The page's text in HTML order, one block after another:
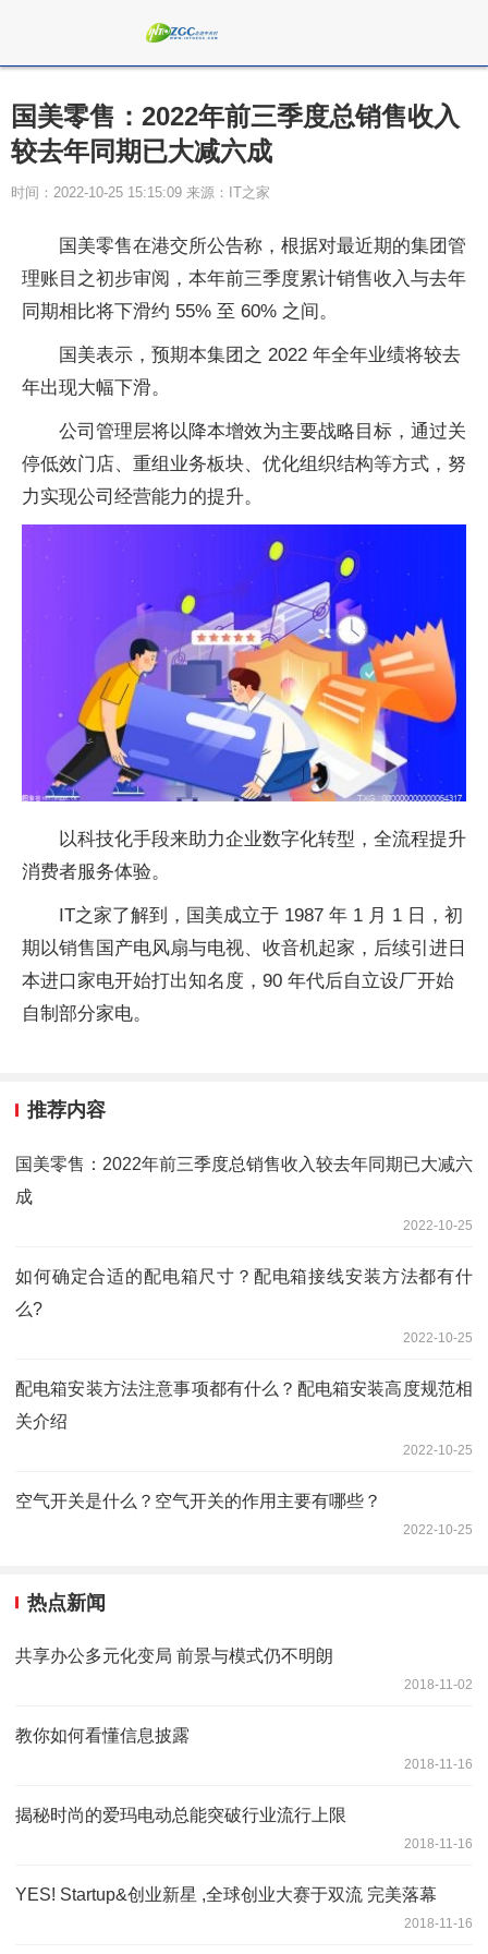
国美零售：2022年前三季度总销售收入
较去年同期已大减六成
时间：2022-10-25 15:15:09 来源：IT之家
国美零售在港交所公告称，根据对最近期的集团管
理账目之初步审阅，本年前三季度累计销售收入与去年
同期相比将下滑约 55% 至 60% 之间。
国美表示，预期本集团之 2022 年全年业绩将较去
年出现大幅下滑。
公司管理层将以降本增效为主要战略目标，通过关
停低效门店、重组业务板块、优化组织结构等方式，努
力实现公司经营能力的提升。
以科技化手段来助力企业数字化转型，全流程提升
消费者服务体验。
IT之家了解到，国美成立于 1987 年 1 月 1 日，初
期以销售国产电风扇与电视、收音机起家，后续引进日
本进口家电开始打出知名度，90 年代后自立设厂开始
自制部分家电。
推荐内容
国美零售：2022年前三季度总销售收入较去年同期已大减六
成
2022-10-25
如何确定合适的配电箱尺寸？配电箱接线安装方法都有什
么?
2022-10-25
配电箱安装方法注意事项都有什么？配电箱安装高度规范相
关介绍
2022-10-25
空气开关是什么？空气开关的作用主要有哪些？
2022-10-25
热点新闻
共享办公多元化变局 前景与模式仍不明朗
2018-11-02
教你如何看懂信息披露
2018-11-16
揭秘时尚的爱玛电动总能突破行业流行上限
2018-11-16
YES! Startup&创业新星 ,全球创业大赛于双流 完美落幕
2018-11-16